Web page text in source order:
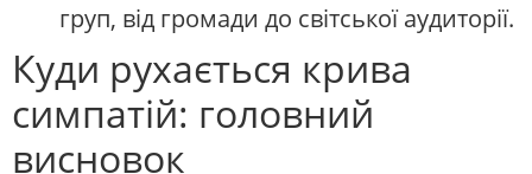
груп, від громади до світської аудиторії.
Куди рухається крива
симпатій: головний
висновок